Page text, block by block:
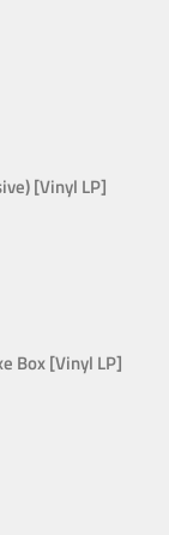
[Vinyl LP]
Box [Vinyl LP]